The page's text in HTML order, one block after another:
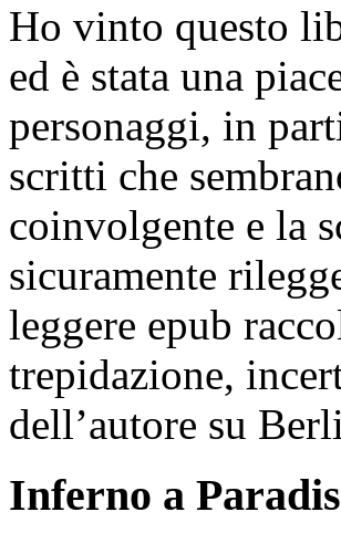
Ho vinto questo
ed è stata una
personaggi, in
scritti che
coinvolgente e la
sicuramente
leggere epub
trepidazione,
dell’autore su
Inferno a